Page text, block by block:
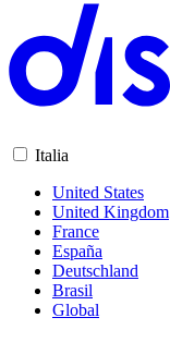
Italia
United States
United Kingdom
France
España
Deutschland
Brasil
Global